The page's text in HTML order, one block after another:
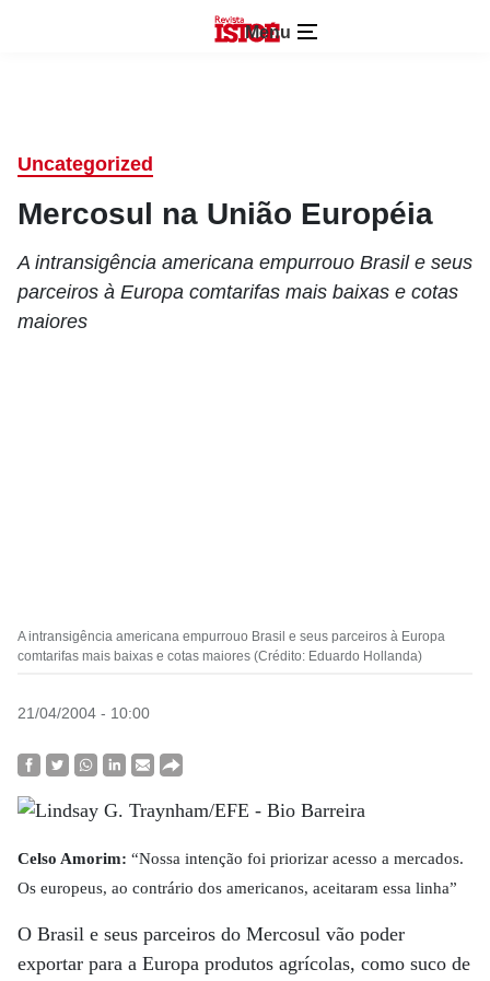
Menu
Uncategorized
Mercosul na União Européia
A intransigência americana empurrouo Brasil e seus
parceiros à Europa comtarifas mais baixas e cotas
maiores
A intransigência americana empurrouo Brasil e seus parceiros à Europa
comtarifas mais baixas e cotas maiores (Crédito: Eduardo Hollanda)
21/04/2004 - 10:00
Celso Amorim: “Nossa intenção foi priorizar acesso a mercados.
Os europeus, ao contrário dos americanos, aceitaram essa linha”
O Brasil e seus parceiros do Mercosul vão poder
exportar para a Europa produtos agrícolas, como suco de